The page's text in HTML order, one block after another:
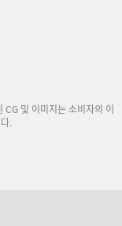
및 이미지는 소비자의 이
.